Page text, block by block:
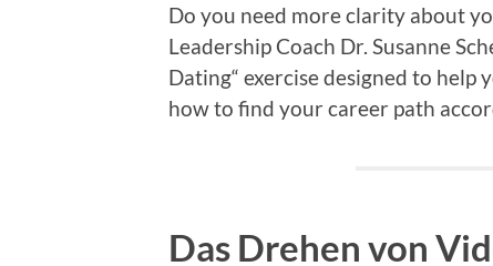
Do you need more clarity about
Leadership Coach Dr. Susanne
Dating“ exercise designed to
how to find your career path
Das Drehen von